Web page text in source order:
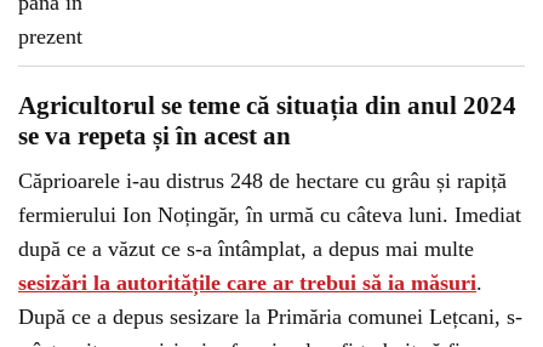
Agricultorul se teme că situația din anul 2024
se va repeta și în acest an
Căprioarele i-au distrus 248 de hectare cu grâu și rapiță
fermierului Ion Noțingăr, în urmă cu câteva luni. Imediat
după ce a văzut ce s-a întâmplat, a depus mai multe
sesizări la autoritățile care ar trebui să ia măsuri.
După ce a depus sesizare la Primăria comunei Lețcani, s-